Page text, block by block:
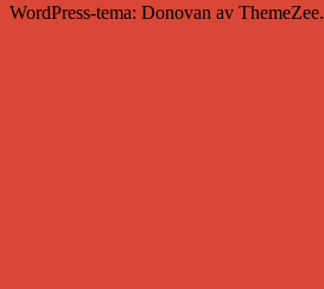
WordPress-tema: Donovan av ThemeZee.